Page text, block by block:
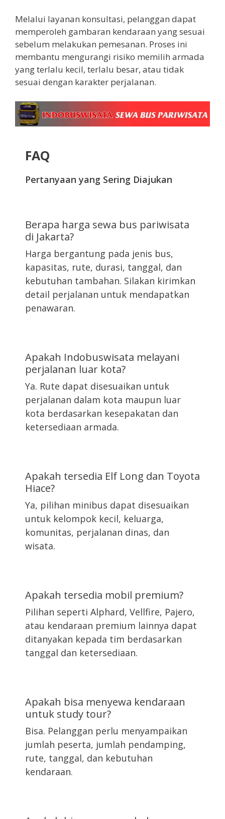
Melalui layanan konsultasi, pelanggan dapat
memperoleh gambaran kendaraan yang sesuai
sebelum melakukan pemesanan. Proses ini
membantu mengurangi risiko memilih armada
yang terlalu kecil, terlalu besar, atau tidak
sesuai dengan karakter perjalanan.
FAQ
Pertanyaan yang Sering Diajukan
Berapa harga sewa bus pariwisata
di Jakarta?
Harga bergantung pada jenis bus,
kapasitas, rute, durasi, tanggal, dan
kebutuhan tambahan. Silakan kirimkan
detail perjalanan untuk mendapatkan
penawaran.
Apakah Indobuswisata melayani
perjalanan luar kota?
Ya. Rute dapat disesuaikan untuk
perjalanan dalam kota maupun luar
kota berdasarkan kesepakatan dan
ketersediaan armada.
Apakah tersedia Elf Long dan Toyota
Hiace?
Ya, pilihan minibus dapat disesuaikan
untuk kelompok kecil, keluarga,
komunitas, perjalanan dinas, dan
wisata.
Apakah tersedia mobil premium?
Pilihan seperti Alphard, Vellfire, Pajero,
atau kendaraan premium lainnya dapat
ditanyakan kepada tim berdasarkan
tanggal dan ketersediaan.
Apakah bisa menyewa kendaraan
untuk study tour?
Bisa. Pelanggan perlu menyampaikan
jumlah peserta, jumlah pendamping,
rute, tanggal, dan kebutuhan
kendaraan.